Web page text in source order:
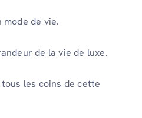
de vie.
de la vie de luxe.
les coins de cette